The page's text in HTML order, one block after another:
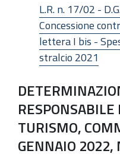
L.R. n. 17/02 -
Concessione
lettera I bis -
stralcio 2021
TURISMO,
GENNAIO 2022,